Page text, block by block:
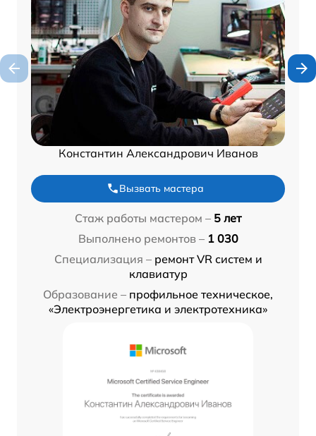
Константин Александрович Иванов
Вызвать мастера
Стаж работы мастером – 5 лет
Выполнено ремонтов – 1 030
Специализация – ремонт VR систем и
клавиатур
Образование – профильное техническое,
«Электроэнергетика и электротехника»